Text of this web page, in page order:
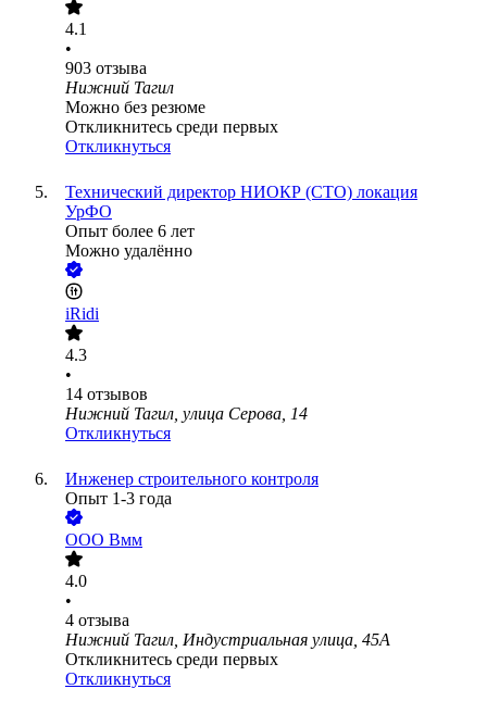
4.1
•
903 отзыва
Нижний Тагил
Можно без резюме
Откликнитесь среди первых
Откликнуться
Технический директор НИОКР (CTO) локация
УрФО
Опыт более 6 лет
Можно удалённо
iRidi
4.3
•
14 отзывов
Нижний Тагил, улица Серова, 14
Откликнуться
Инженер строительного контроля
Опыт 1-3 года
ООО Вмм
4.0
•
4 отзыва
Нижний Тагил, Индустриальная улица, 45А
Откликнитесь среди первых
Откликнуться